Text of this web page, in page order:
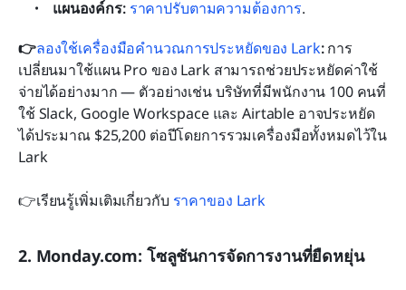
แผนองค์กร: ราคาปรับตามความต้องการ.
👉ลองใช้เครื่องมือคำนวณการประหยัดของ Lark: การ
เปลี่ยนมาใช้แผน Pro ของ Lark สามารถช่วยประหยัดค่าใช้
จ่ายได้อย่างมาก — ตัวอย่างเช่น บริษัทที่มีพนักงาน 100 คนที่
ใช้ Slack, Google Workspace และ Airtable อาจประหยัด
ได้ประมาณ $25,200 ต่อปีโดยการรวมเครื่องมือทั้งหมดไว้ใน
Lark
👉เรียนรู้เพิ่มเติมเกี่ยวกับ ราคาของ Lark
2. Monday.com: โซลูชันการจัดการงานที่ยืดหยุ่น